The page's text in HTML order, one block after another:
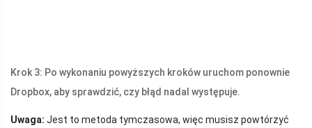
Krok 3: Po wykonaniu powyższych kroków uruchom ponownie
Dropbox, aby sprawdzić, czy błąd nadal występuje.
Uwaga: Jest to metoda tymczasowa, więc musisz powtórzyć